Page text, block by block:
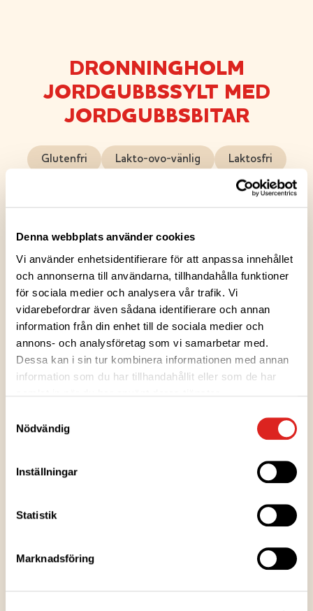
Denna webbplats använder cookies
Vi använder enhetsidentifierare för att anpassa innehållet
och annonserna till användarna, tillhandahålla funktioner
för sociala medier och analysera vår trafik. Vi
vidarebefordrar även sådana identifierare och annan
information från din enhet till de sociala medier och
annons- och analysföretag som vi samarbetar med.
Dessa kan i sin tur kombinera informationen med annan
information som du har tillhandahållit eller som de har
Nödvändig
Inställningar
Statistik
Marknadsföring
DRONNINGHOLM
JORDGUBBSSYLT MED
JORDGUBBSBITAR
Glutenfri Lakto-ovo-vänlig Laktosfri
klassiker i syltvärlden med en aning lyx. Sylten är
saftig och fyllig, och jordgubbsbitarna framträder
tydligt i varje sked. Sockret är tillsatt med måtta för
att lyfta fram bärets naturligt delikata smak. Avnjut
sylten tillsammans med glass eller ge dina bakverk
en härligt bärig smakupplevelse.
Ingredienser
Näringsvärden
Förvaringsanvisningar